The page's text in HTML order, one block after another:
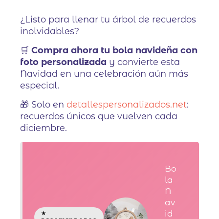
¿Listo para llenar tu árbol de recuerdos
inolvidables?
🛒Compra ahora tu bola navideña con
foto personalizada y convierte esta
Navidad en una celebración aún más
especial.
🎁 Solo en detallespersonalizados.net:
recuerdos únicos que vuelven cada
diciembre.
Bo
la
N
av
id